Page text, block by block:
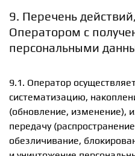
9. Перечень
Оператором с
персональными
9.1. Оператор
систематизацию,
(обновление, изменение),
передачу
обезличивание,